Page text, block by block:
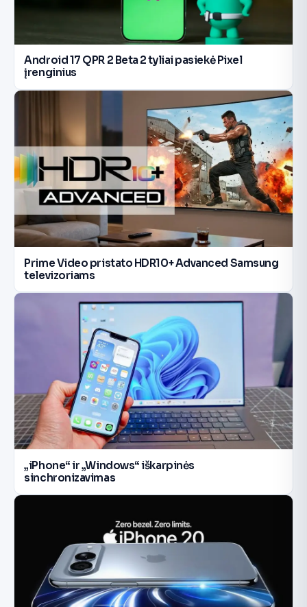
Android 17 QPR 2 Beta 2 tyliai pasiekė Pixel
įrenginius
Prime Video pristato HDR10+ Advanced Samsung
televizoriams
„iPhone“ ir „Windows“ iškarpinės
sinchronizavimas